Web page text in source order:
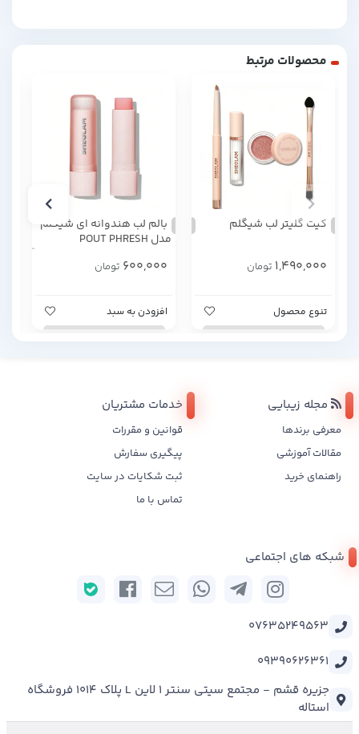
محصولات مرتبط
کیت گلیتر لب شیگلم
1,490,000 تومان
تنوع محصول
بالم لب هندوانه ای شیگلم
مدل POUT PHRESH
600,000 تومان
افزودن به سبد
مجله زیبایی
معرفی برندها
مقالات آموزشی
راهنمای خرید
خدمات مشتریان
قوانین و مقررات
پیگیری سفارش
ثبت شکایات در سایت
تماس با ما
شبکه های اجتماعی
07635249563
09390626361
جزیره قشم - مجتمع سیتی سنتر 1 لاین L پلاک 1014 فروشگاه
استاله